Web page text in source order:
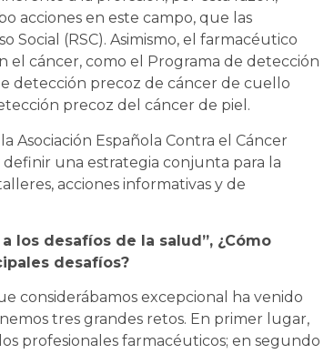
acciones en este campo, que las
Social (RSC). Asimismo, el farmacéutico
el cáncer, como el Programa de detección
detección precoz de cáncer de cuello
precoz del cáncer de piel.
Asociación Española Contra el Cáncer
definir una estrategia conjunta para la
acciones informativas y de
los desafíos de la salud”, ¿Cómo
desafíos?
considerábamos excepcional ha venido
tres grandes retos. En primer lugar,
profesionales farmacéuticos; en segundo